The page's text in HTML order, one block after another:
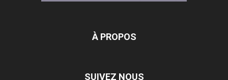
À PROPOS
SUIVEZ NOUS